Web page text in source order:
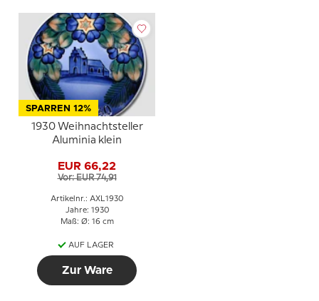
SPARREN 12%
1930 Weihnachtsteller
Aluminia klein
EUR 66,22
Vor: EUR 74,91
Artikelnr.: AXL1930
Jahre: 1930
Maß: Ø: 16 cm
AUF LAGER
Zur Ware